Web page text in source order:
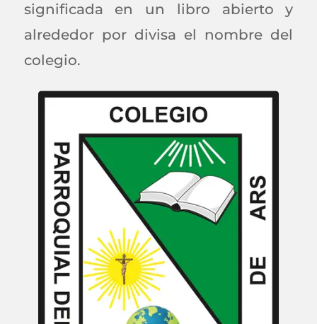
significada en un libro abierto y
alrededor por divisa el nombre del
colegio.